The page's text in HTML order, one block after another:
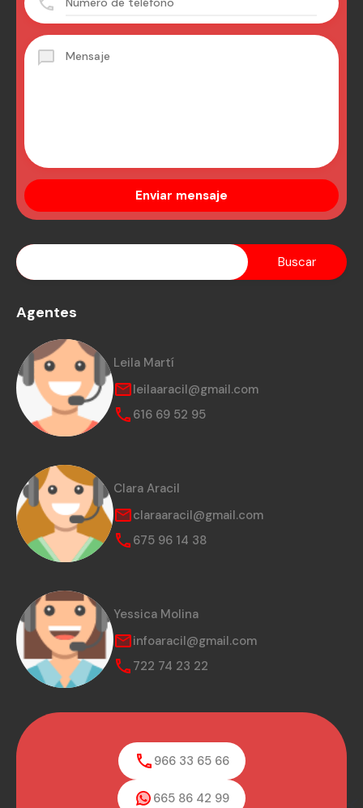
Agentes
Leila Martí
leilaaracil@gmail.com
616 69 52 95
Clara Aracil
claraaracil@gmail.com
675 96 14 38
Yessica Molina
infoaracil@gmail.com
722 74 23 22
966 33 65 66
665 86 42 99